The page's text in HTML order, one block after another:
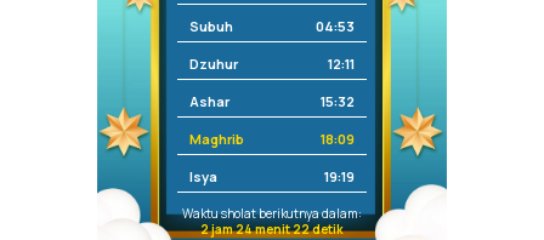
Subuh 04:53
Dzuhur 12:11
Ashar 15:32
Maghrib 18:09
Isya 19:19
Waktu sholat berikutnya dalam:
2 jam 24 menit 22 detik